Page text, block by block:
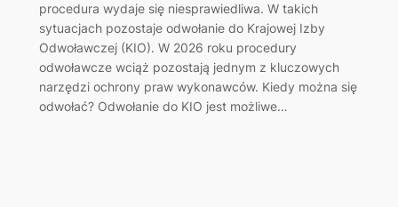
procedura wydaje się niesprawiedliwa. W takich
sytuacjach pozostaje odwołanie do Krajowej Izby
Odwoławczej (KIO). W 2026 roku procedury
odwoławcze wciąż pozostają jednym z kluczowych
narzędzi ochrony praw wykonawców. Kiedy można się
odwołać? Odwołanie do KIO jest możliwe…